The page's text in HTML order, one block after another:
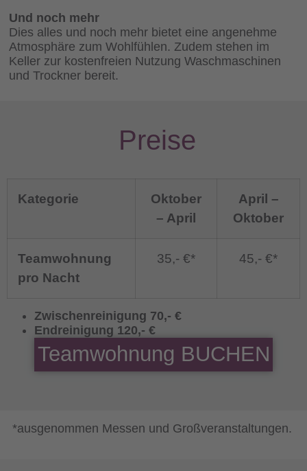
Und noch mehr
Dies alles und noch mehr bietet eine angenehme
Atmosphäre zum Wohlfühlen. Zudem stehen im
Keller zur kostenfreien Nutzung Waschmaschinen
und Trockner bereit.
Preise
Kategorie
Oktober
– April
April –
Oktober
Teamwohnung
pro Nacht
35,- €* 45,- €*
Zwischenreinigung 70,- €
Endreinigung 120,- €
Teamwohnung BUCHEN
*ausgenommen Messen und Großveranstaltungen.